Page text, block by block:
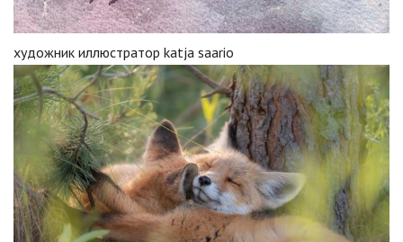
художник иллюстратор katja saario